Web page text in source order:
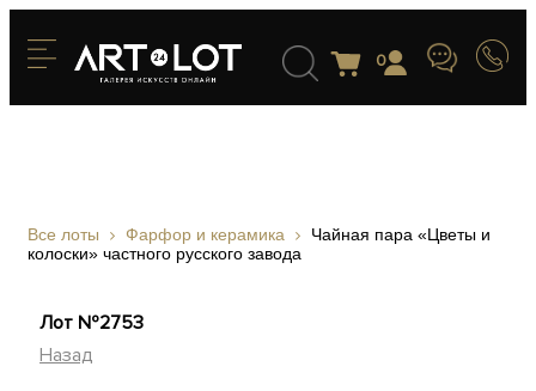
0
Все лоты Фарфор и керамика
Чайная пара «Цветы и
колоски» частного русского завода
Лот №2753
Назад